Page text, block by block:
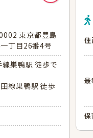
東京都豊島
丁目26番4号
線巣鴨駅 徒歩で
線巣鴨駅 徒歩
住
最
保